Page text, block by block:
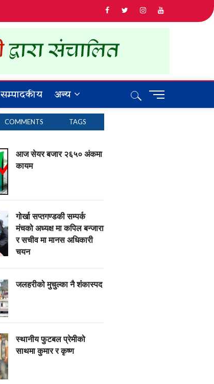
सम्पादकीय अन्य
M
COMMENTS TAGS
आज सेयर बजार २६५० अंकमा
कायम
गोर्खा सप्तगण्डकी सम्पर्क
मंचको अध्यक्ष मा कपिल बन्जारा
र सचीव मा मानस अधिकारी
चयन
जलहरीको मुचुल्का नै शंंकास्पद
स्थानीय फुटबल प्रेमीको
साथमा कुमार र कृष्ण